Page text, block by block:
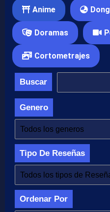
Anime
Doramas
Cortometrajes
Buscar
Genero
Tipo De Reseñas
Ordenar Por